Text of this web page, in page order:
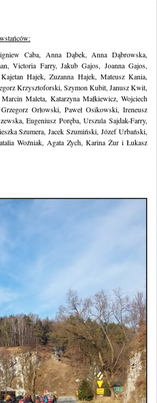
Caba, Anna Dąbek, Anna Dąbrowska,
Victoria Farry, Jakub Gajos, Joanna Gajos,
Hajek, Zuzanna Hajek, Mateusz Kania,
Krzysztoforski, Szymon Kubit, Janusz Kwit,
Maleta, Katarzyna Małkiewicz, Wojciech
Orłowski, Paweł Osikowski, Ireneusz
Eugeniusz Poręba, Urszula Sajdak-Farry,
Szumera, Jacek Szumiński, Józef Urbański,
Woźniak, Agata Zych, Karina Żur i Łukasz